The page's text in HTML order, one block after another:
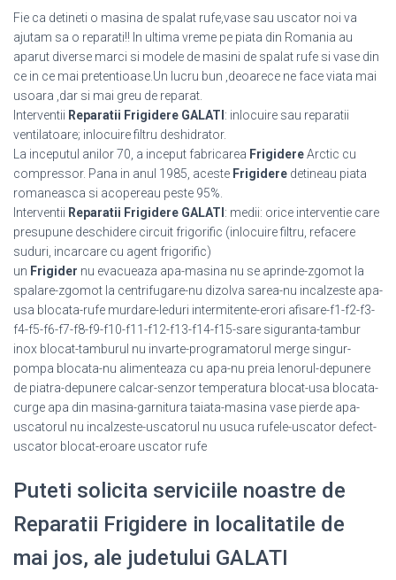
Fie ca detineti o masina de spalat rufe,vase sau uscator noi va
ajutam sa o reparati!! In ultima vreme pe piata din Romania au
aparut diverse marci si modele de masini de spalat rufe si vase din
ce in ce mai pretentioase.Un lucru bun ,deoarece ne face viata mai
usoara ,dar si mai greu de reparat.
Interventii Reparatii Frigidere GALATI : inlocuire sau reparatii
ventilatoare; inlocuire filtru deshidrator.
La inceputul anilor 70, a inceput fabricarea FrigidereArctic cu
compressor. Pana in anul 1985, aceste Frigidere detineau piata
romaneasca si acopereau peste 95%.
Interventii Reparatii Frigidere GALATI : medii: orice interventie care
presupune deschidere circuit frigorific (inlocuire filtru, refacere
suduri, incarcare cu agent frigorific)
un Frigider nu evacueaza apa-masina nu se aprinde-zgomot la
spalare-zgomot la centrifugare-nu dizolva sarea-nu incalzeste apa-
usa blocata-rufe murdare-leduri intermitente-erori afisare-f1-f2-f3-
f4-f5-f6-f7-f8-f9-f10-f11-f12-f13-f14-f15-sare siguranta-tambur
inox blocat-tamburul nu invarte-programatorul merge singur-
pompa blocata-nu alimenteaza cu apa-nu preia lenorul-depunere
de piatra-depunere calcar-senzor temperatura blocat-usa blocata-
curge apa din masina-garnitura taiata-masina vase pierde apa-
uscatorul nu incalzeste-uscatorul nu usuca rufele-uscator defect-
uscator blocat-eroare uscator rufe
Puteti solicita serviciile noastre de
Reparatii Frigidere in localitatile de
mai jos, ale judetului GALATI